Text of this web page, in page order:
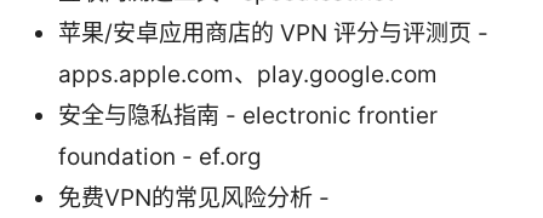
苹果/安卓应用商店的 VPN 评分与评测页 -
apps.apple.com、play.google.com
安全与隐私指南 - electronic frontier
foundation - ef.org
免费VPN的常见风险分析 -